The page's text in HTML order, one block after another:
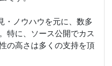
・ノウハウを元に、数多
特に、ソース公開でカス
の高さは多くの支持を頂